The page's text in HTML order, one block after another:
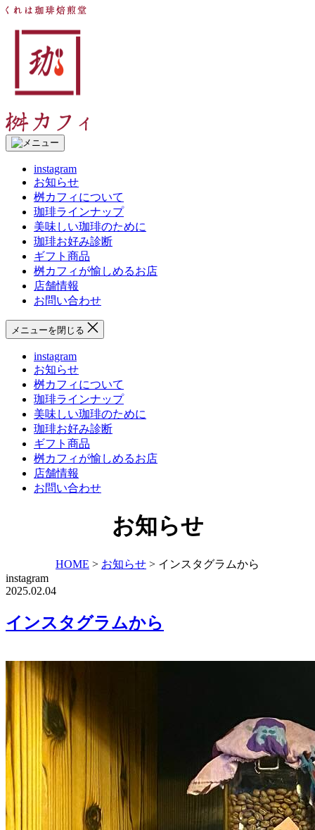
コ
へ
キ
ッ
プ
堂
instagram
お知らせ
桝カフィについて
珈琲ラインナップ
美味しい珈琲のために
珈琲お好み診断
ギフト商品
桝カフィが愉しめるお店
店舗情報
お問い合わせ
メニューを閉じる
instagram
お知らせ
桝カフィについて
珈琲ラインナップ
美味しい珈琲のために
珈琲お好み診断
ギフト商品
桝カフィが愉しめるお店
店舗情報
お問い合わせ
お知らせ
HOME > お知らせ > インスタグラムから
instagram
2025.02.04
インスタグラムから